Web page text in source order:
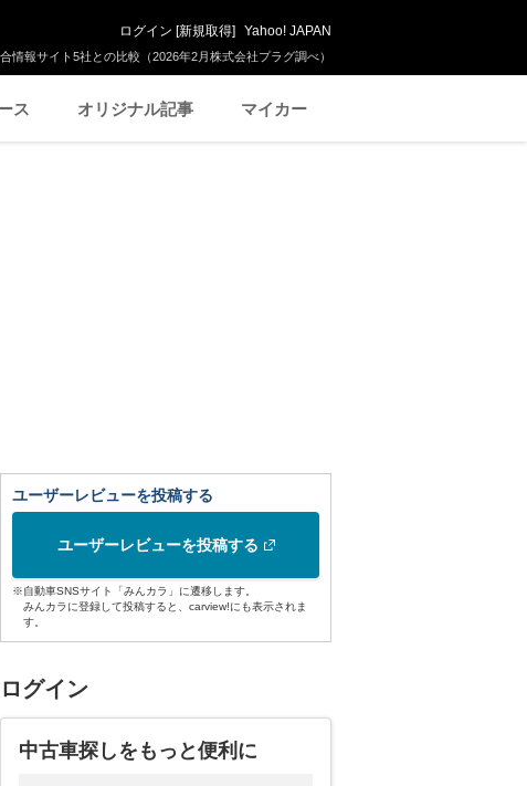
情報サイト5社との比較（2026年2月株式会社プラグ調べ）
ログイン [新規取得] Yahoo! JAPAN
ス オリジナル記事 マイカー
ユーザーレビューを投稿する
ユーザーレビューを投稿する
※自動車SNSサイト「みんカラ」に遷移します。
みんカラに登録して投稿すると、carview!にも表示されま
す。
ログイン
中古車探しをもっと便利に